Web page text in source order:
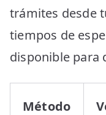
trámites desde
tiempos de
disponible para
Método